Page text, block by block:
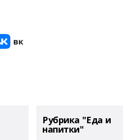
Рубрика "Еда и
напитки"